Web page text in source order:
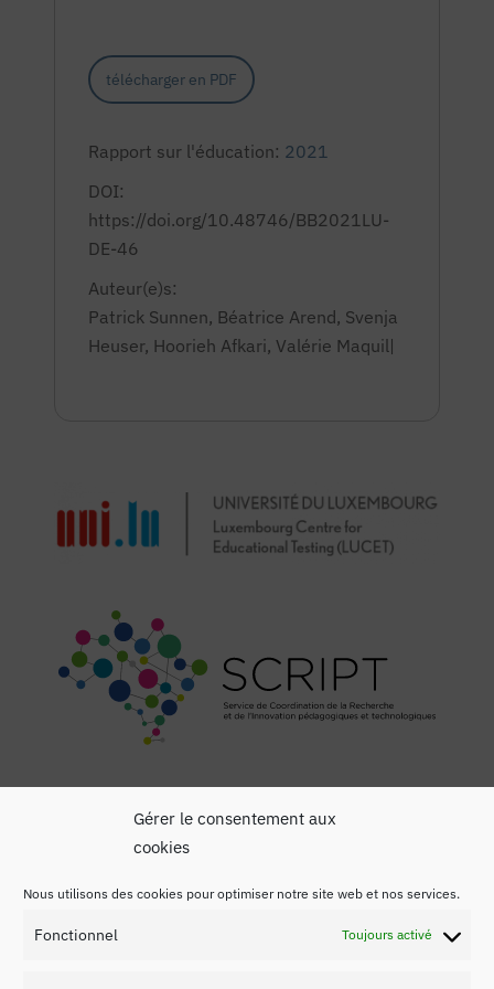
Gérer le consentement aux
cookies
Nous utilisons des cookies pour optimiser notre site web et nos services.
Fonctionnel Toujours activé
télécharger en PDF
Rapport sur l'éducation: 2021
DOI:
https://doi.org/10.48746/BB2021LU-
DE-46
Auteur(e)s:
Patrick Sunnen, Béatrice Arend, Svenja
Heuser, Hoorieh Afkari, Valérie Maquil|
Mentions légales